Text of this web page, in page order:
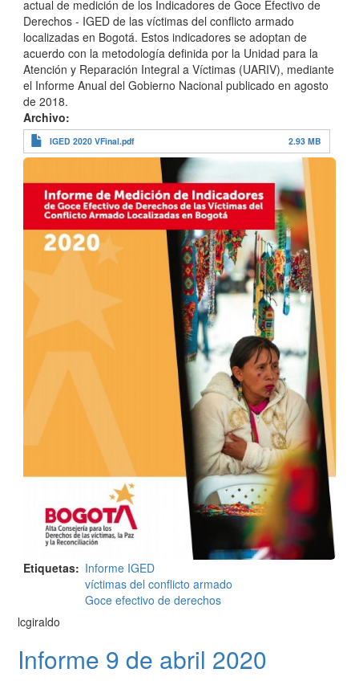
actual de medición de los Indicadores de Goce Efectivo de
Derechos - IGED de las víctimas del conflicto armado
localizadas en Bogotá. Estos indicadores se adoptan de
acuerdo con la metodología definida por la Unidad para la
Atención y Reparación Integral a Víctimas (UARIV), mediante
el Informe Anual del Gobierno Nacional publicado en agosto
de 2018.
Archivo
IGED 2020 VFinal.pdf 2.93 MB
Etiquetas
Informe IGED
víctimas del conflicto armado
Goce efectivo de derechos
lcgiraldo
Informe 9 de abril 2020